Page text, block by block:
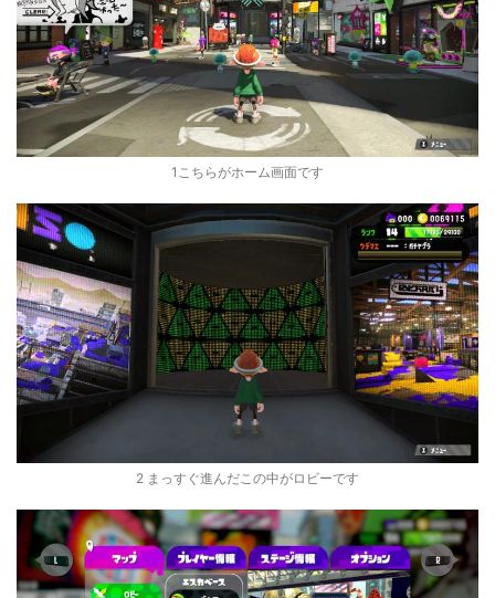
1こちらがホーム画面です
2 まっすぐ進んだこの中がロビーです